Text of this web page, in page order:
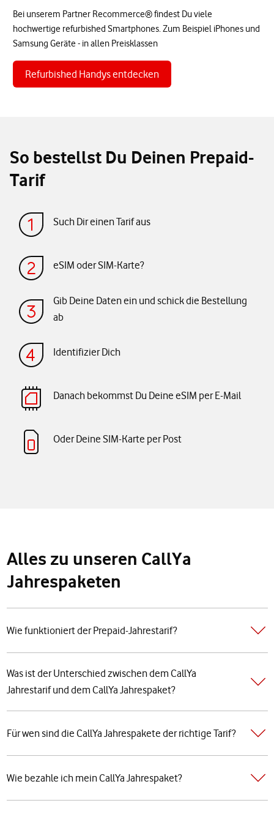
Bei unserem Partner Recommerce® findest Du viele
hochwertige refurbished Smartphones. Zum Beispiel iPhones und
Samsung Geräte - in allen Preisklassen
Refurbished Handys entdecken
So bestellst Du Deinen Prepaid-
Tarif
Such Dir einen Tarif aus
eSIM oder SIM-Karte?
Gib Deine Daten ein und schick die Bestellung
ab
Identifizier Dich
Danach bekommst Du Deine eSIM per E-Mail
Oder Deine SIM-Karte per Post
Alles zu unseren CallYa
Jahrespaketen
Wie funktioniert der Prepaid-Jahrestarif?
Was ist der Unterschied zwischen dem CallYa
Jahrestarif und dem CallYa Jahrespaket?
Für wen sind die CallYa Jahrespakete der richtige Tarif?
Wie bezahle ich mein CallYa Jahrespaket?